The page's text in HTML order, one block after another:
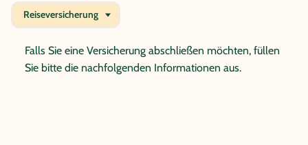
Reiseversicherung
Falls Sie eine Versicherung abschließen möchten, füllen
Sie bitte die nachfolgenden Informationen aus.